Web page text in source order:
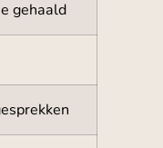
gehaald